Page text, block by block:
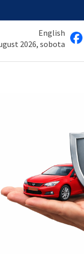
English
2026, sobota